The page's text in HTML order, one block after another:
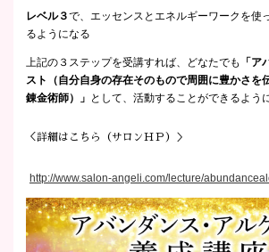
レベル３で、エッセンスとエネルギーワークを使
るようになる
上記の３ステップを受講すれば、どなたでも
「ア
スト（自分自身の存在そのもので周囲に豊かさを
錬金術師）」 として、活動することができるよう
＜詳細はこちら（サロンＨＰ）＞
http://www.salon-angeli.com/lecture/